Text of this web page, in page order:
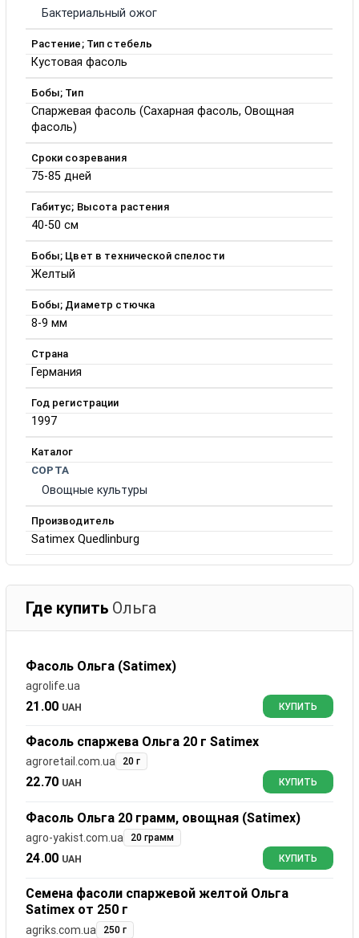
Бактериальный ожог
Растение; Тип стебель
Кустовая фасоль
Бобы; Тип
Спаржевая фасоль (Сахарная фасоль, Овощная
фасоль)
Сроки созревания
75-85 дней
Габитус; Высота растения
40-50 см
Бобы; Цвет в технической спелости
Желтый
Бобы; Диаметр стючка
8-9 мм
Страна
Германия
Год регистрации
1997
Каталог
СОРТА
Овощные культуры
Производитель
Satimex Quedlinburg
Где купить Ольга
Фасоль Ольга (Satimex)
agrolife.ua
21.00 UAH КУПИТЬ
Фасоль спаржева Ольга 20 г Satimex
agroretail.com.ua 20 г
22.70 UAH КУПИТЬ
Фасоль Ольга 20 грамм, овощная (Satimex)
agro-yakist.com.ua 20 грамм
24.00 UAH КУПИТЬ
Семена фасоли спаржевой желтой Ольга
Satimex от 250 г
agriks.com.ua 250 г